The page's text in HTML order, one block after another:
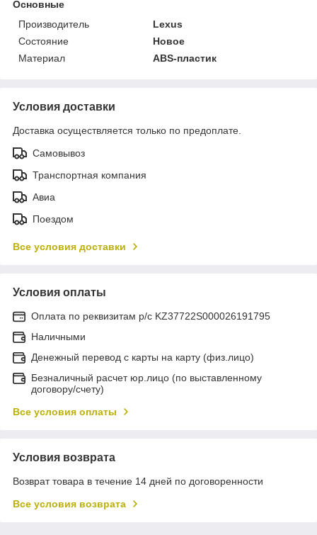
Основные
Производитель
Lexus
Состояние
Новое
Материал
ABS-пластик
Условия доставки
Доставка осуществляется только по предоплате.
Самовывоз
Транспортная компания
Авиа
Поездом
Все условия доставки
Условия оплаты
Оплата по реквизитам р/с KZ37722S000026191795
Наличными
Денежный перевод с карты на карту (физ.лицо)
Безналичный расчет юр.лицо (по выставленному
договору/счету)
Все условия оплаты
Условия возврата
Возврат товара в течение 14 дней по договоренности
Все условия возврата